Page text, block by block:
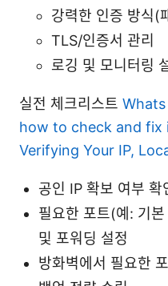
강력한 인증 방식(
TLS/인증서 관리
로깅 및 모니터링
실전 체크리스트
how to check and fix
Verifying Your IP,
공인 IP 확보 여부 확
필요한 포트(예: 기
및 포워딩 설정
방화벽에서 필요한